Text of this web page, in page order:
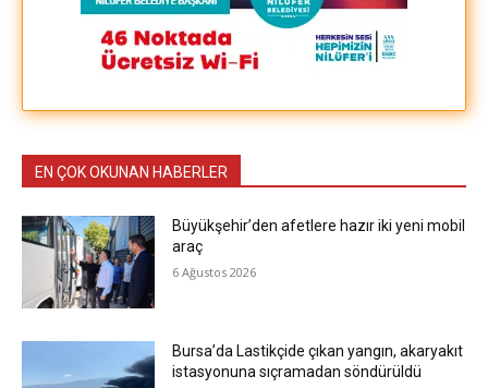
EN ÇOK OKUNAN HABERLER
Büyükşehir’den afetlere hazır iki yeni mobil
araç
6 Ağustos 2026
Bursa’da Lastikçide çıkan yangın, akaryakıt
istasyonuna sıçramadan söndürüldü